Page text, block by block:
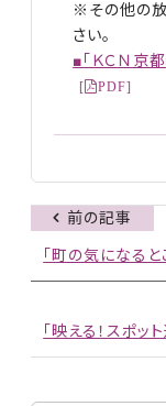
※その他の
さい。
■「ＫＣＮ京
前の記事
「町の気になる
「映える！スポ